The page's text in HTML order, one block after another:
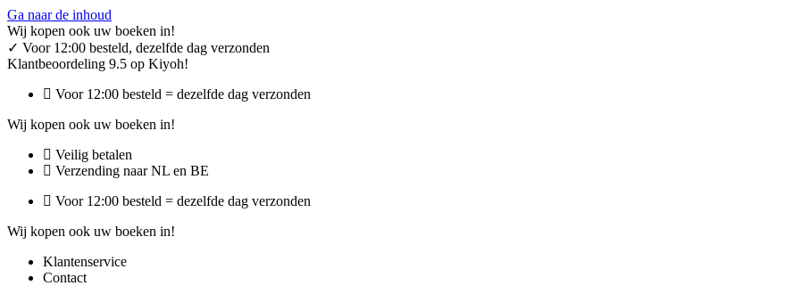
Ga naar de inhoud
Wij kopen ook uw boeken in!
✓ Voor 12:00 besteld, dezelfde dag verzonden
Klantbeoordeling 9.5 op Kiyoh!
Voor 12:00 besteld = dezelfde dag verzonden
Wij kopen ook uw boeken in!
Veilig betalen
Verzending naar NL en BE
Voor 12:00 besteld = dezelfde dag verzonden
Wij kopen ook uw boeken in!
Klantenservice
Contact